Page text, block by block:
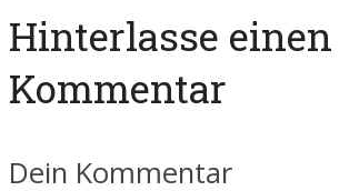
Hinterlasse einen
Kommentar
Dein Kommentar